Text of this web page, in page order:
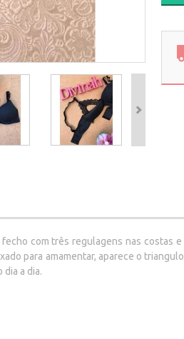
com três regulagens nas costas
para amamentar, aparece o
a dia.